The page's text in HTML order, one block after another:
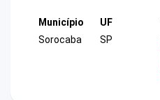
Município
Sorocaba
UF
SP